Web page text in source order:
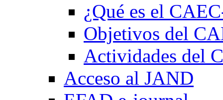
¿Qué es el
Objetivos del
Actividades del
Acceso al JAND